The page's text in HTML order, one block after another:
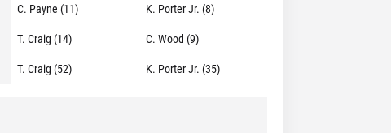
C. Payne (11)
K. Porter Jr. (8)
T. Craig (14)
C. Wood (9)
T. Craig (52) K. Porter Jr. (35)